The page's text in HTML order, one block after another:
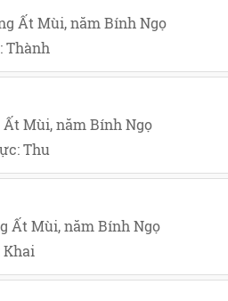
Ất Mùi, năm Bính Ngọ
Thành
Mùi, năm Bính Ngọ
Thu
Ất Mùi, năm Bính Ngọ
Khai